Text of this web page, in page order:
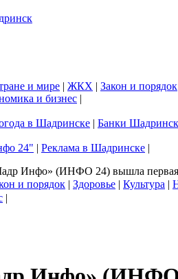
и мире | ЖКХ | Закон и порядок
и бизнес |
в Шадринске | Банки
24" | Реклама в Шадринске |
Инфо» (ИНФО 24) вышла первая
и порядок | Здоровье | Культура |
|